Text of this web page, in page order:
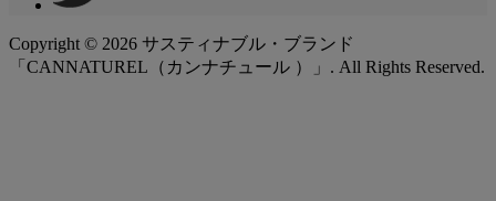
Copyright © 2026 サスティナブル・ブランド
「CANNATUREL（カンナチュール ）」. All Rights Reserved.